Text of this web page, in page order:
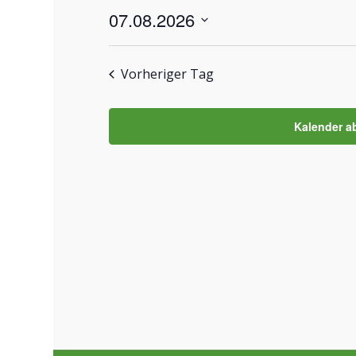
7.
AUGUST
2026
07.08.2026
Datum
Vorheriger Tag
Kalender